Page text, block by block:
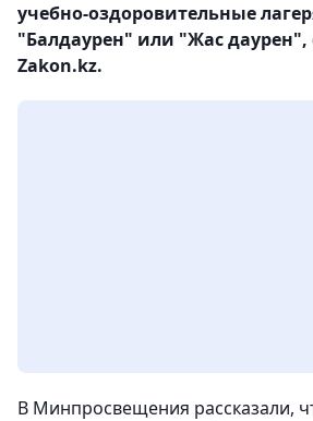
учебно-оздоровительные
"Балдаурен" или "Жас даурен",
Zakon.kz.
В Минпросвещения рассказали,